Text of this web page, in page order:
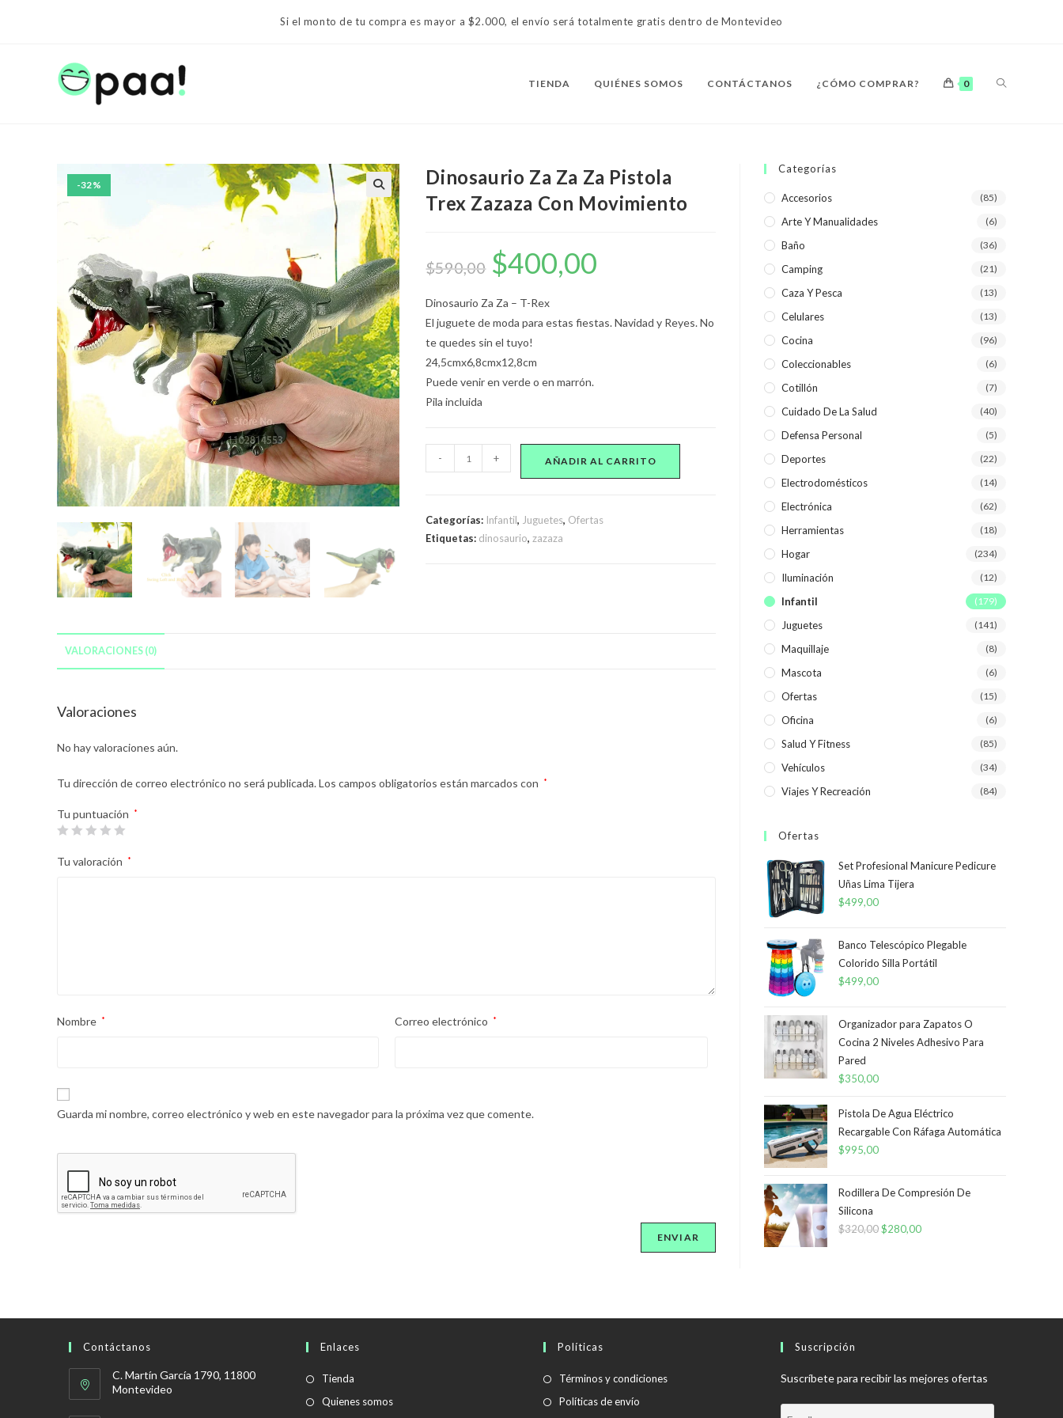
Si el monto de tu compra es mayor a $2.000, el envío será totalmente gratis dentro de Montevideo
TIENDA QUIÉNES SOMOS CONTÁCTANOS ¿CÓMO COMPRAR? 0 ALTERNAR
DE
LA
-32%
Dinosaurio Za Za Za Pistola
Trex Zazaza Con Movimiento
$590,00
El
precio
original
$590,00.
$400,00
Dinosaurio Za Za – T-Rex
El juguete de moda para estas fiestas. Navidad y Reyes. No
te quedes sin el tuyo!
24,5cmx6,8cmx12,8cm
Puede venir en verde o en marrón.
Pila incluida
Dinosaurio
Za
Pistola
- + AÑADIR AL CARRITO
Categorías: Infantil, Juguetes, Ofertas
Etiquetas: dinosaurio,zazaza
VALORACIONES (0)
Valoraciones
No hay valoraciones aún.
Tu dirección de correo electrónico no será publicada.Los campos obligatorios están marcados con *
Tu puntuación *
Tu valoración *
Nombre * Correo electrónico *
Guarda mi nombre, correo electrónico y web en este navegador para la próxima vez que comente.
Categorías
Accesorios (85)
Arte Y Manualidades (6)
Baño (36)
Camping (21)
Caza Y Pesca (13)
Celulares (13)
Cocina (96)
Coleccionables (6)
Cotillón (7)
Cuidado De La Salud (40)
Defensa Personal (5)
Deportes (22)
Electrodomésticos (14)
Electrónica (62)
Herramientas (18)
Hogar (234)
Iluminación (12)
Infantil (179)
Juguetes (141)
Maquillaje (8)
Mascota (6)
Ofertas (15)
Oficina (6)
Salud Y Fitness (85)
Vehículos (34)
Viajes Y Recreación (84)
Ofertas
Set Profesional Manicure Pedicure
Uñas Lima Tijera
$499,00
Banco Telescópico Plegable
Colorido Silla Portátil
$499,00
Organizador para Zapatos O
Cocina 2 Niveles Adhesivo Para
Pared
$350,00
Pistola De Agua Eléctrico
Recargable Con Ráfaga Automática
$995,00
Rodillera De Compresión De
Silicona
$320,00El
$280,00El
Contáctanos
C. Martín García 1790, 11800
Montevideo
Enlaces
Tienda
Quienes somos
Políticas
Términos y condicionesSe
Políticas de envío
Suscripción
Suscríbete para recibir las mejores ofertas